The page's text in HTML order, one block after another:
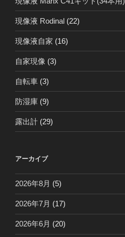
現像液 Rodinal (22)
現像液自家 (16)
自家現像 (3)
自転車 (3)
防湿庫 (9)
露出計 (29)
アーカイブ
2026年8月 (5)
2026年7月 (17)
2026年6月 (20)